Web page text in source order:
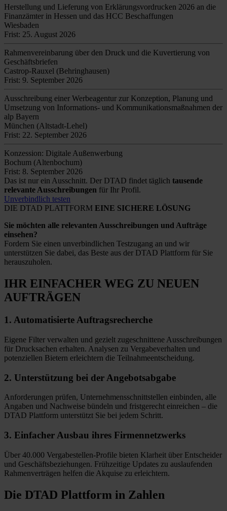
Herstellung und Lieferung von Erklärungsvordrucken 2026 an die
Finanzämter in Hessen und das HCC Beschaffungen
Wiesbaden
Frist: 25. August 2026
Rahmenvereinbarung über den Druck und die Kuvertierung von
Geschäftsbriefen
Castrop-Rauxel (Behringhausen)
Frist: 9. September 2026
Ausschreibung einer Werbeagentur zur Konzeption, Planung und
Umsetzung von Informations- und Kommunikationsmaßnahmen der
alp Bayern
München (Altstadt-Lehel)
Frist: 22. September 2026
Konzession: Digitale Außenwerbung
Bochum (Altenbochum)
Frist: 8. September 2026
Das ist nur ein Ausschnitt. Der DTAD findet täglich tausende
relevante Ausschreibungen für Ihr Profil.
Unverbindlich testen
DIE DTAD PLATTFORM EINE SICHERE LÖSUNG
Sie möchten alle relevanten Ausschreibungen und Aufträge
einsehen?
Fordern Sie einen unverbindlichen Testzugang an und wir
unterstützen Sie dabei, das Beste aus der DTAD Plattform für Sie
herauszuholen.
IHR EINFACHER WEG ZU NEUEN
AUFTRÄGEN
1. Automatisierte Auftragsrecherche
Eigene Filter verwalten und gezielt zugeschnittene Ausschreibungen
für Drucksachen erhalten. Analysen zu Vergabeverhalten und
potenziellen Bietern erleichtern die Teilnahmeentscheidung.
2. Unterstützung bei der Angebotsabgabe
Anforderungen prüfen, Unternehmensschnittstellen einbinden, alle
Angaben und Nachweise bündeln und fristgerecht einreichen – die
DTAD Plattform unterstützt Sie bei jedem Schritt.
3. Einfacher Ausbau ihres Firmennetzwerks
Über 40.000 Vergabestellen-Profile bieten Klarheit über Entscheider
und Geschäftsbeziehungen. Frühzeitige Updates zu auslaufenden
Rahmenverträgen helfen die Akquise zu erleichtern.
Die DTAD Plattform in Zahlen